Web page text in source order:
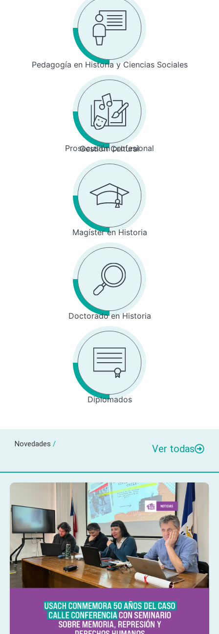
Pedagogía en Historia y Ciencias Sociales
Prosecusión profesional
Gestión Cultural
Magíster en Historia
Doctorado en Historia
Diplomados
Novedades / Ver todas